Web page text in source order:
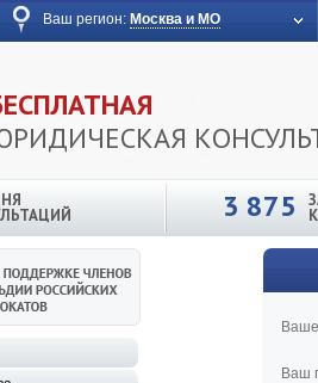
Ваш регион: Москва и МО
3 875
Ваш